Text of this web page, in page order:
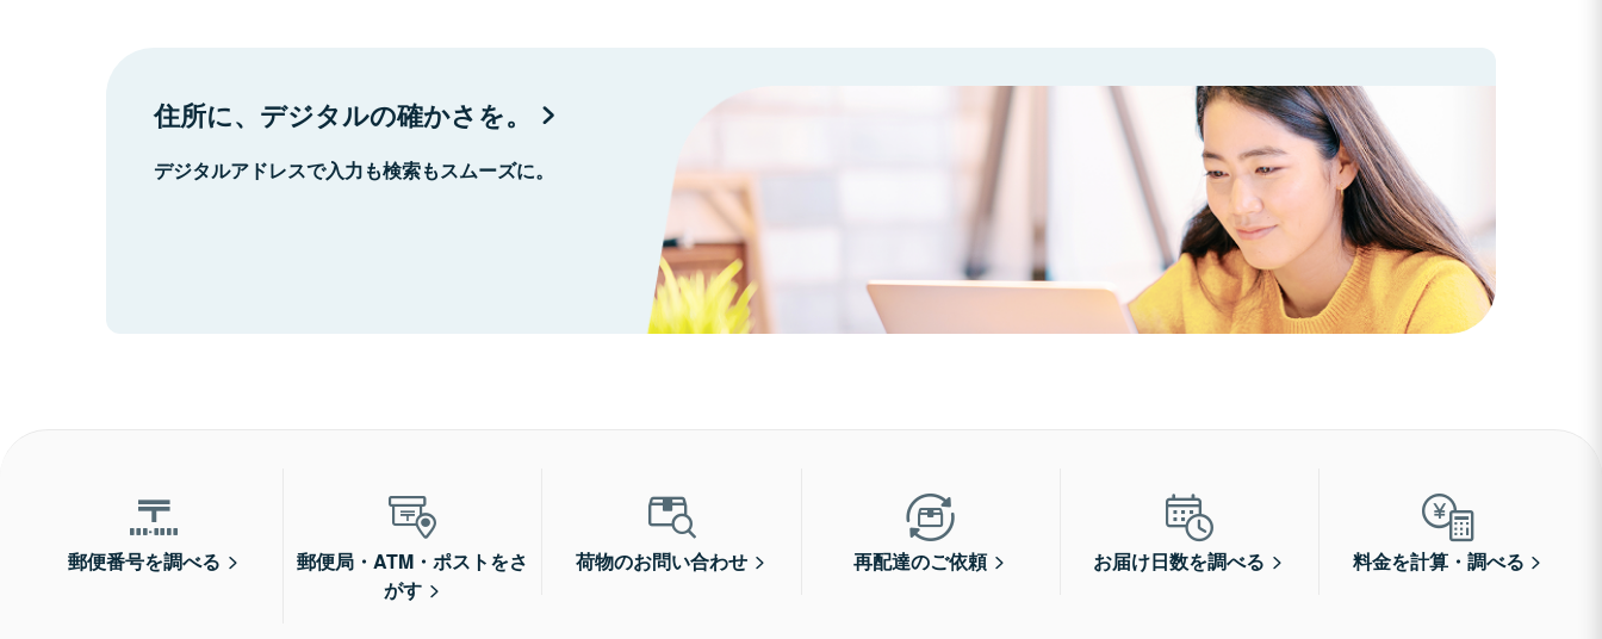
住所に、デジタルの確かさを。
デジタルアドレスで入力も検索もスムーズに。
郵便番号を調べる
郵便局・ATM・ポストをさ
がす
荷物のお問い合わせ 再配達のご依頼 お届け日数を調べる 料金を計算・調べる